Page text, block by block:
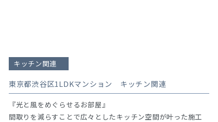
キッチン関連
東京都渋谷区1LDKマンション キッチン関連
『光と風をめぐらせるお部屋』
間取りを減らすことで広々としたキッチン空間が叶った施工